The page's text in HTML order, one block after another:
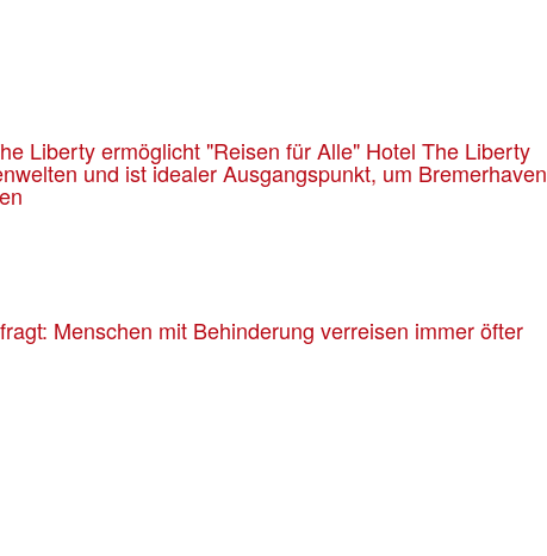
Liberty ermöglicht "Reisen für Alle" Hotel The Liberty
und ist idealer Ausgangspunkt, um Bremerhaven
Menschen mit Behinderung verreisen immer öfter